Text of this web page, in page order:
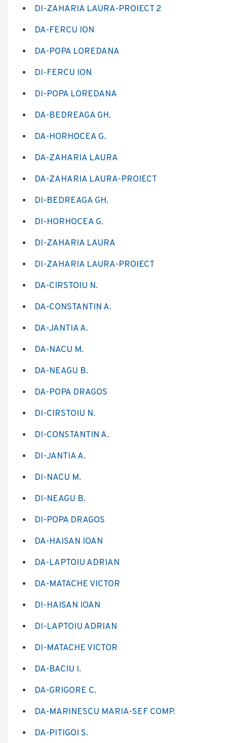
DI-ZAHARIA LAURA-PROIECT 2
DA-FERCU ION
DA-POPA LOREDANA
DI-FERCU ION
DI-POPA LOREDANA
DA-BEDREAGA GH.
DA-HORHOCEA G.
DA-ZAHARIA LAURA
DA-ZAHARIA LAURA-PROIECT
DI-BEDREAGA GH.
DI-HORHOCEA G.
DI-ZAHARIA LAURA
DI-ZAHARIA LAURA-PROIECT
DA-CIRSTOIU N.
DA-CONSTANTIN A.
DA-JANTIA A.
DA-NACU M.
DA-NEAGU B.
DA-POPA DRAGOS
DI-CIRSTOIU N.
DI-CONSTANTIN A.
DI-JANTIA A.
DI-NACU M.
DI-NEAGU B.
DI-POPA DRAGOS
DA-HAISAN IOAN
DA-LAPTOIU ADRIAN
DA-MATACHE VICTOR
DI-HAISAN IOAN
DI-LAPTOIU ADRIAN
DI-MATACHE VICTOR
DA-BACIU I.
DA-GRIGORE C.
DA-MARINESCU MARIA-SEF COMP.
DA-PITIGOI S.